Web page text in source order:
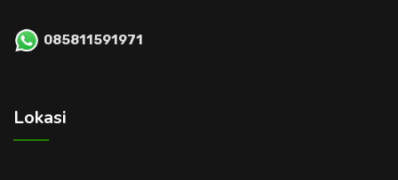
085811591971
Lokasi